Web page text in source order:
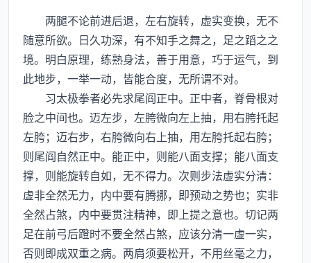
两腿不论前进后退，左右旋转，虚实变换，无不
随意所欲。日久功深，有不知手之舞之，足之蹈之之
境。明白原理，练熟身法，善于用意，巧于运气，到
此地步，一举一动，皆能合度，无所谓不对。
习太极拳者必先求尾阎正中。正中者，脊骨根对
脸之中间也。迈左步，左胯微向左上抽，用右胯托起
左胯；迈右步，右胯微向右上抽，用左胯托起右胯；
则尾阎自然正中。能正中，则能八面支撑；能八面支
撑，则能旋转自如，无不得力。次则步法虚实分清：
虚非全然无力，内中要有腾挪，即预动之势也；实非
全然占煞，内中要贯注精神，即上提之意也。切记两
足在前弓后蹬时不要全然占煞，应该分清一虚一实，
否则即成双重之病。两肩须要松开，不用丝毫之力，